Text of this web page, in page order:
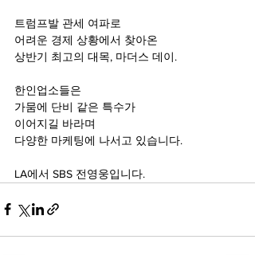
트럼프발 관세 여파로
어려운 경제 상황에서 찾아온
상반기 최고의 대목, 마더스 데이.
한인업소들은
가뭄에 단비 같은 특수가
이어지길 바라며
다양한 마케팅에 나서고 있습니다.
LA에서 SBS 전영웅입니다.